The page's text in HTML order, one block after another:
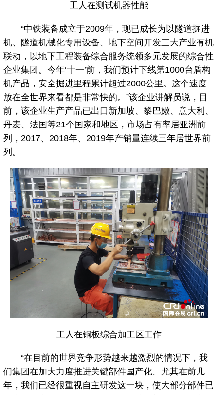
工人在测试机器性能
“中铁装备成立于2009年，现已成长为以隧道掘进
机、隧道机械化专用设备、地下空间开发三大产业有机
联动，以地下工程装备综合服务统领多元发展的综合性
企业集团。今年‘十一’前，我们预计下线第1000台盾构
机产品，安全掘进里程累计超过2000公里。这个速度
放在全世界来看都是非常快的。”该企业讲解员说，目
前，该企业生产产品已出口新加坡、黎巴嫩、意大利、
丹麦、法国等21个国家和地区，市场占有率居亚洲前
列，2017、2018年、2019年产销量连续三年居世界前
列。
工人在铜板综合加工区工作
“在目前的世界竞争形势越来越激烈的情况下，我
们集团在加大力度推进关键部件国产化。尤其在前几
年，我们已经很重视自主研发这一块，使大部分部件已